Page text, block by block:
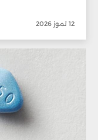
12 تموز 2026